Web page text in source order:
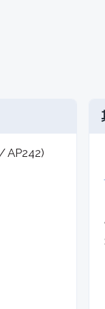
AP242)